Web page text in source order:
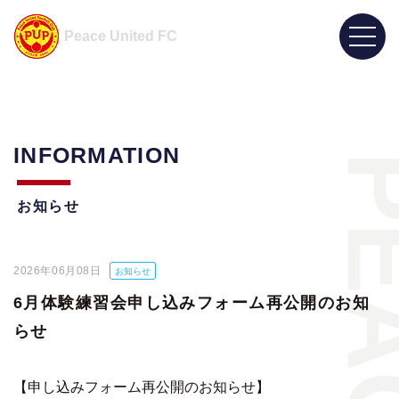
Peace United FC
INFORMATION
お知らせ
2026年06月08日 お知らせ
6月体験練習会申し込みフォーム再公開のお知
らせ
【申し込みフォーム再公開のお知らせ】